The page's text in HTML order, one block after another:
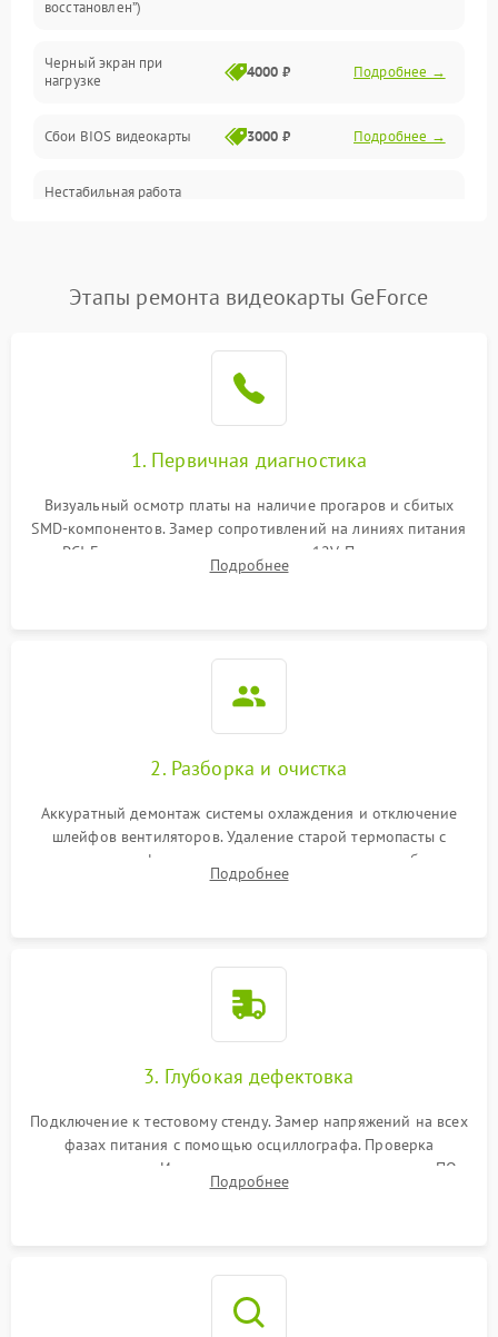
Электропитание
ПО
Электронные компоненты
Общие поломки
Механические повреждения
восстановлен”)
Черный экран при
нагрузке
4000 ₽ Подробнее →
Сбои BIOS видеокарты 3000 ₽ Подробнее →
Нестабильная работа
Этапы ремонта видеокарты GeForce
1. Первичная диагностика
Визуальный осмотр платы на наличие прогаров и сбитых
SMD-компонентов. Замер сопротивлений на линиях питания
PCI-E и дополнительных разъемах 12V. Проверка на
короткое замыкание основных дросселей питания GPU и
Подробнее
2. Разборка и очистка
Аккуратный демонтаж системы охлаждения и отключение
шлейфов вентиляторов. Удаление старой термопасты с
кристалла графического чипа и термопрокладок с банок
памяти и зоны VRM. Очистка платы от пыли и окислов.
Подробнее
3. Глубокая дефектовка
Подключение к тестовому стенду. Замер напряжений на всех
фазах питания с помощью осциллографа. Проверка
инициализации. Использование специализированного ПО
MATS
Подробнее